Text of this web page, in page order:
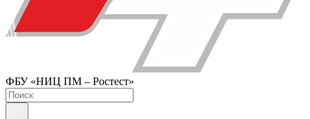
ФБУ «НИЦ ПМ – Ростест»